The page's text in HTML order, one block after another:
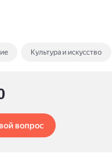
Культура и искусство
вопрос